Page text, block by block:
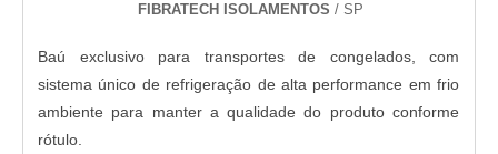
FIBRATECH ISOLAMENTOS / SP
Baú exclusivo para transportes de congelados, com
sistema único de refrigeração de alta performance em frio
ambiente para manter a qualidade do produto conforme
rótulo.